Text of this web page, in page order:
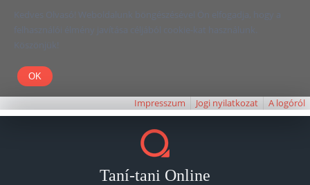
Kedves Olvasó! Weboldalunk böngészésével Ön elfogadja, hogy a
felhasználói élmény javítása céljából cookie-kat használunk.
Köszönjük!
Impresszum Jogi nyilatkozat A logóról
Taní-tani Online